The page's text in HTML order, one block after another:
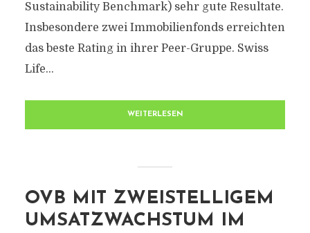
Sustainability Benchmark) sehr gute Resultate.
Insbesondere zwei Immobilienfonds erreichten
das beste Rating in ihrer Peer-Gruppe. Swiss
Life...
WEITERLESEN
OVB MIT ZWEISTELLIGEM
UMSATZWACHSTUM IM